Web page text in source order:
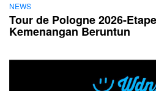
NEWS
Tour de Pologne 2026-
Kemenangan Beruntun